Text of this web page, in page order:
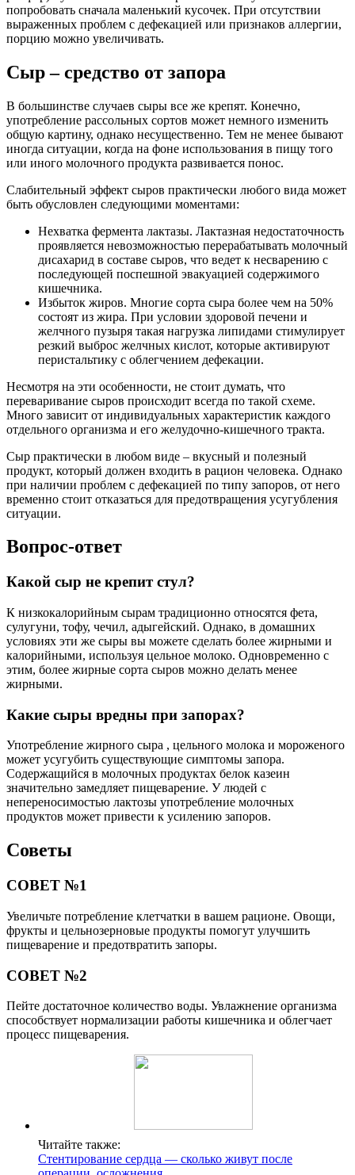
попробовать сначала маленький кусочек. При отсутствии
выраженных проблем с дефекацией или признаков аллергии,
порцию можно увеличивать.
Сыр – средство от запора
В большинстве случаев сыры все же крепят. Конечно,
употребление рассольных сортов может немного изменить
общую картину, однако несущественно. Тем не менее бывают
иногда ситуации, когда на фоне использования в пищу того
или иного молочного продукта развивается понос.
Слабительный эффект сыров практически любого вида может
быть обусловлен следующими моментами:
Нехватка фермента лактазы. Лактазная недостаточность
проявляется невозможностью перерабатывать молочный
дисахарид в составе сыров, что ведет к несварению с
последующей поспешной эвакуацией содержимого
кишечника.
Избыток жиров. Многие сорта сыра более чем на 50%
состоят из жира. При условии здоровой печени и
желчного пузыря такая нагрузка липидами стимулирует
резкий выброс желчных кислот, которые активируют
перистальтику с облегчением дефекации.
Несмотря на эти особенности, не стоит думать, что
переваривание сыров происходит всегда по такой схеме.
Много зависит от индивидуальных характеристик каждого
отдельного организма и его желудочно-кишечного тракта.
Сыр практически в любом виде – вкусный и полезный
продукт, который должен входить в рацион человека. Однако
при наличии проблем с дефекацией по типу запоров, от него
временно стоит отказаться для предотвращения усугубления
ситуации.
Вопрос-ответ
Какой сыр не крепит стул?
К низкокалорийным сырам традиционно относятся фета,
сулугуни, тофу, чечил, адыгейский. Однако, в домашних
условиях эти же сыры вы можете сделать более жирными и
калорийными, используя цельное молоко. Одновременно с
этим, более жирные сорта сыров можно делать менее
жирными.
Какие сыры вредны при запорах?
Употребление жирного сыра , цельного молока и мороженого
может усугубить существующие симптомы запора.
Содержащийся в молочных продуктах белок казеин
значительно замедляет пищеварение. У людей с
непереносимостью лактозы употребление молочных
продуктов может привести к усилению запоров.
Советы
СОВЕТ №1
Увеличьте потребление клетчатки в вашем рационе. Овощи,
фрукты и цельнозерновые продукты помогут улучшить
пищеварение и предотвратить запоры.
СОВЕТ №2
Пейте достаточное количество воды. Увлажнение организма
способствует нормализации работы кишечника и облегчает
процесс пищеварения.
Читайте также:
Стентирование сердца — сколько живут после